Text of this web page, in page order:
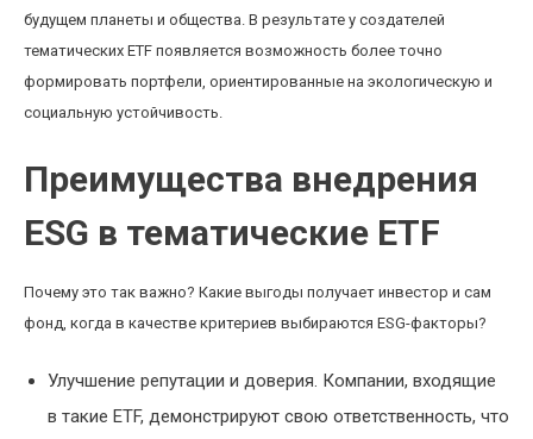
будущем планеты и общества. В результате у создателей
тематических ETF появляется возможность более точно
формировать портфели, ориентированные на экологическую и
социальную устойчивость.
Преимущества внедрения
ESG в тематические ETF
Почему это так важно? Какие выгоды получает инвестор и сам
фонд, когда в качестве критериев выбираются ESG-факторы?
Улучшение репутации и доверия. Компании, входящие
в такие ETF, демонстрируют свою ответственность, что